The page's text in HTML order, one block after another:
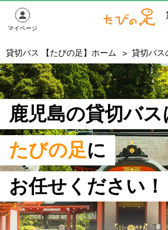
マイページ
貸切バス 【たびの足】ホーム 貸切バス
鹿児島の貸切バス
たびの足に
お任せください！